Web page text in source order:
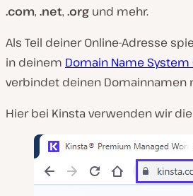
.com, .net, .org und mehr.
Als Teil deiner Online-Adresse
in deinem Domain Name System
verbindet deinen Domainnamen
Hier bei Kinsta verwenden wir die